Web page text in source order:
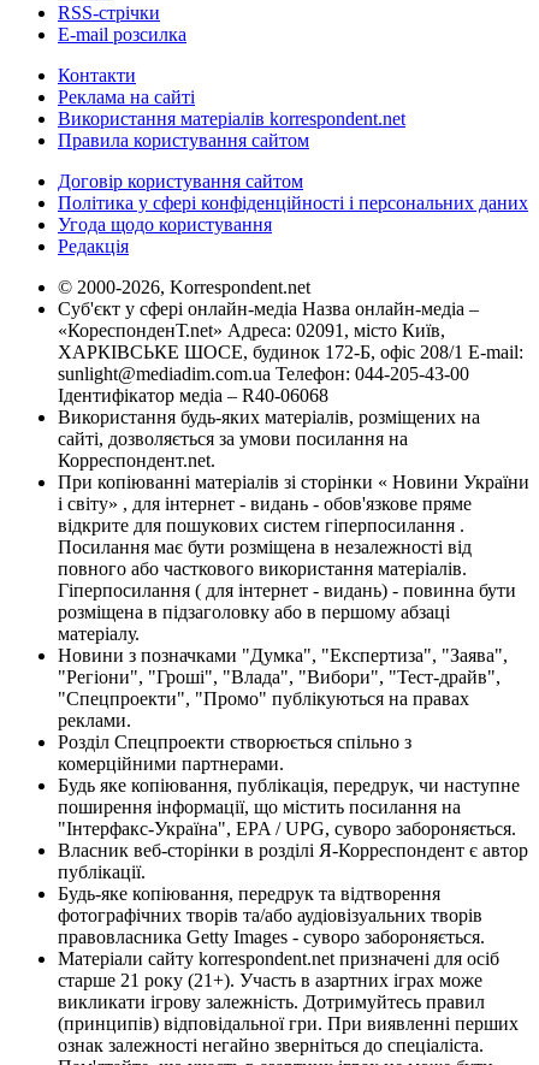
RSS-стрічки
E-mail розсилка
Контакти
Реклама на сайті
Використання матеріалів korrespondent.net
Правила користування сайтом
Договір користування сайтом
Політика у сфері конфіденційності і персональних даних
Угода щодо користування
Редакція
© 2000-2026, Korrespondent.net
Суб'єкт у сфері онлайн-медіа Назва онлайн-медіа –
«КореспонденТ.net» Адреса: 02091, місто Київ,
ХАРКІВСЬКЕ ШОСЕ, будинок 172-Б, офіс 208/1 E-mail:
sunlight@mediadim.com.ua Телефон: 044-205-43-00
Ідентифікатор медіа – R40-06068
Використання будь-яких матеріалів, розміщених на
сайті, дозволяється за умови посилання на
Корреспондент.net.
При копіюванні матеріалів зі сторінки « Новини України
і світу» , для інтернет - видань - обов'язкове пряме
відкрите для пошукових систем гіперпосилання .
Посилання має бути розміщена в незалежності від
повного або часткового використання матеріалів.
Гіперпосилання ( для інтернет - видань) - повинна бути
розміщена в підзаголовку або в першому абзаці
матеріалу.
Новини з позначками "Думка", "Експертиза", "Заява",
"Регіони", "Гроші", "Влада", "Вибори", "Тест-драйв",
"Спецпроекти", "Промо" публікуються на правах
реклами.
Розділ Спецпроекти створюється спільно з
комерційними партнерами.
Будь яке копіювання, публікація, передрук, чи наступне
поширення інформації, що містить посилання на
"Інтерфакс-Україна", EPA / UPG, суворо забороняється.
Власник веб-сторінки в розділі Я-Корреспондент є автор
публікації.
Будь-яке копіювання, передрук та відтворення
фотографічних творів та/або аудіовізуальних творів
правовласника Getty Images - суворо забороняється.
Матеріали сайту korrespondent.net призначені для осіб
старше 21 року (21+). Участь в азартних іграх може
викликати ігрову залежність. Дотримуйтесь правил
(принципів) відповідальної гри. При виявленні перших
ознак залежності негайно зверніться до спеціаліста.